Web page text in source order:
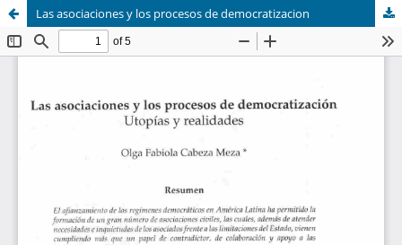
Las asociaciones y los procesos de democratizacion